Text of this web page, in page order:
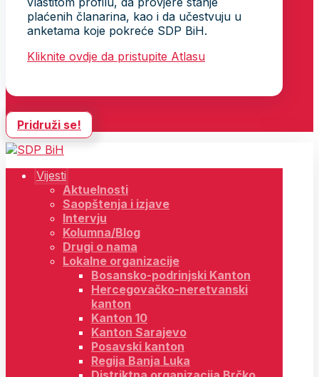
plaćenih članarina, kao i da učestvuju u
anketama koje pokreće SDP BiH.
Kliknite ovdje da pristupite Atlasu
Pridruži se!
Vijesti
Aktuelnosti
Saopštenja i izjave
Intervju
Kolumna/Blog
Drugi o nama
Lokalne organizacije
Bosansko-podrinjski Kanton
Hercegovačko-neretvanski
kanton
Kanton 10
Kanton Sarajevo
Posavski kanton
Regija Banja Luka